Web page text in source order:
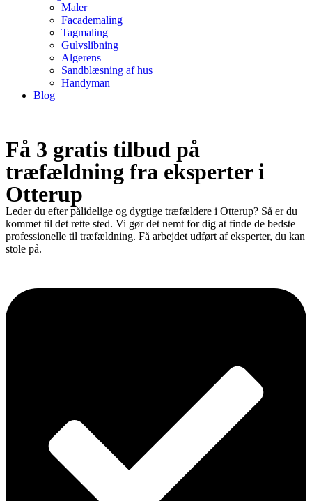
Maler
Facademaling
Tagmaling
Gulvslibning
Algerens
Sandblæsning af hus
Handyman
Blog
Få 3 gratis tilbud på
træfældning fra eksperter i
Otterup
Leder du efter pålidelige og dygtige træfældere i Otterup? Så er du
kommet til det rette sted. Vi gør det nemt for dig at finde de bedste
professionelle til træfældning. Få arbejdet udført af eksperter, du kan
stole på.